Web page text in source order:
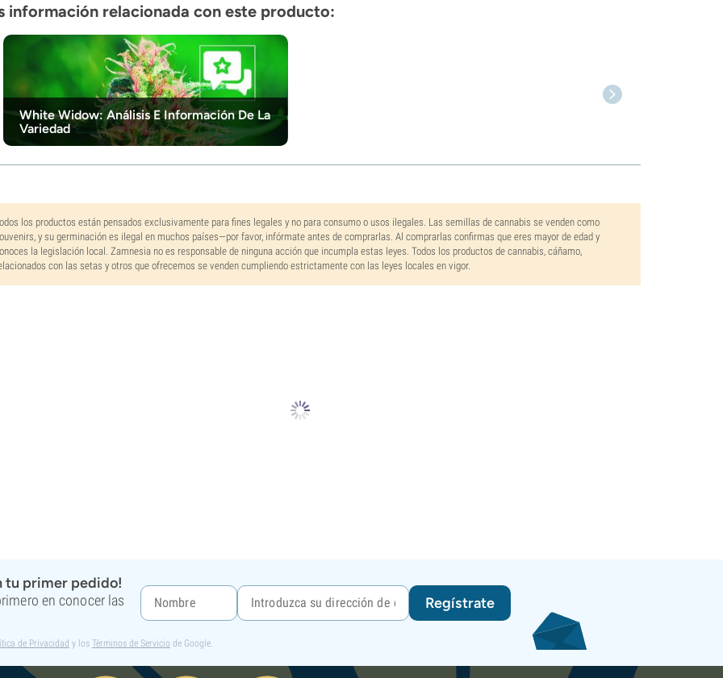
información relacionada con este producto:
White Widow: Análisis E Información De La
Variedad
los productos están pensados exclusivamente para fines legales y no para consumo o usos ilegales. Las semillas de cannabis se venden como
y su germinación es ilegal en muchos países—por favor, infórmate antes de comprarlas. Al comprarlas confirmas que eres mayor de edad y
la legislación local. Zamnesia no es responsable de ninguna acción que incumpla estas leyes. Todos los productos de cannabis, cáñamo,
con las setas y otros que ofrecemos se venden cumpliendo estrictamente con las leyes locales en vigor.
tu primer pedido!
en conocer las
Regístrate
de Privacidad y los Términos de Servicio de Google.